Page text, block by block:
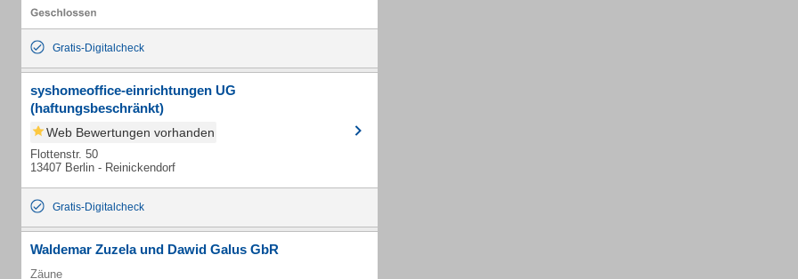
Gratis-Digitalcheck
syshomeoffice-einrichtungen UG
(haftungsbeschränkt)
Web Bewertungen vorhanden
Flottenstr. 50
13407 Berlin - Reinickendorf
Gratis-Digitalcheck
Waldemar Zuzela und Dawid Galus GbR
Zäune